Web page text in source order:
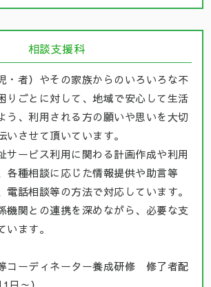
相談支援科
・者）やその家族からのいろいろな不
りごとに対して、地域で安心して生活
う、利用される方の願いや思いを大切
いさせて頂いています。
サービス利用に関わる計画作成や利用
各種相談に応じた情報提供や助言等
電話相談等の方法で対応しています。
機関との連携を深めながら、必要な支
ます。
コーディネーター養成研修 修了者配